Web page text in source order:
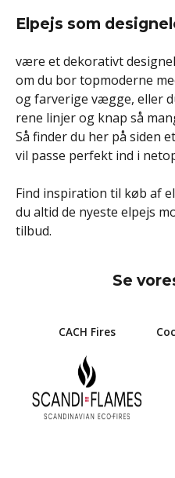
Elpejs som
være et dekorativt
om du bor topmoderne
og farverige vægge, eller
rene linjer og knap så
Så finder du her på siden
vil passe perfekt ind i
Find inspiration til køb af
du altid de nyeste elpejs
tilbud.
Se
CACH Fires